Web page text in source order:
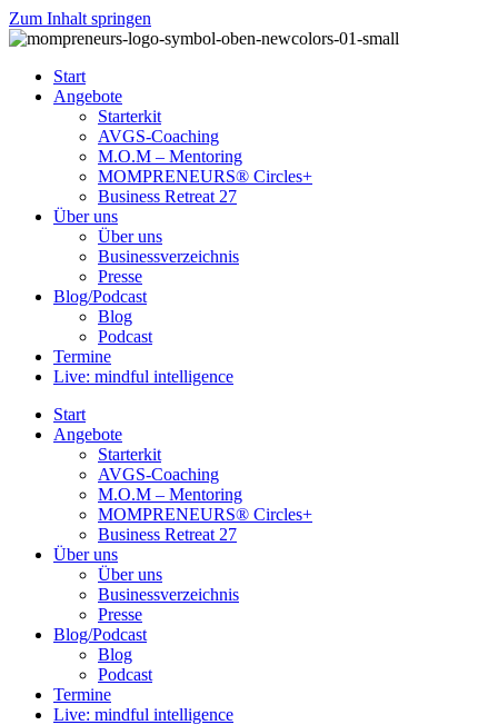
Zum Inhalt springen
Start
Angebote
Starterkit
AVGS-Coaching
M.O.M – Mentoring
MOMPRENEURS® Circles+
Business Retreat 27
Über uns
Über uns
Businessverzeichnis
Presse
Blog/Podcast
Blog
Podcast
Termine
Live: mindful intelligence
Start
Angebote
Starterkit
AVGS-Coaching
M.O.M – Mentoring
MOMPRENEURS® Circles+
Business Retreat 27
Über uns
Über uns
Businessverzeichnis
Presse
Blog/Podcast
Blog
Podcast
Termine
Live: mindful intelligence